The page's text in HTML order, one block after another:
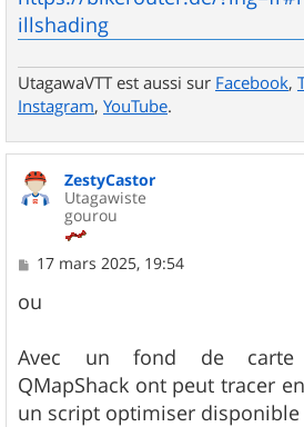
e
illshading
UtagawaVTT est aussi sur Facebook,
Instagram, YouTube.
ZestyCastor
Utagawiste
gourou
M
s
s
g
e
17 mars 2025, 19:54
ou
Avec un fond de carte
QMapShack ont peut tracer
un script optimiser